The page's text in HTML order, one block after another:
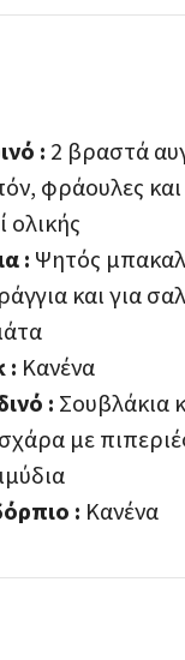
: 2 βραστά
φράουλες
ολικής
: Ψητός
και για
: Κανένα
: Σουβλάκια
με
: Κανένα